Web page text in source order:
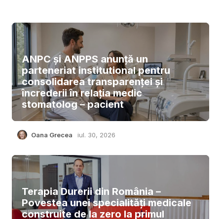
ANPC și ANPPS anunță un
parteneriat institutional pentru
consolidarea transparenței și
încrederii în relația medic
stomatolog – pacient
Oana Grecea iul. 30, 2026
Terapia Durerii din România –
Povestea unei specialități medicale
construite de la zero la primul